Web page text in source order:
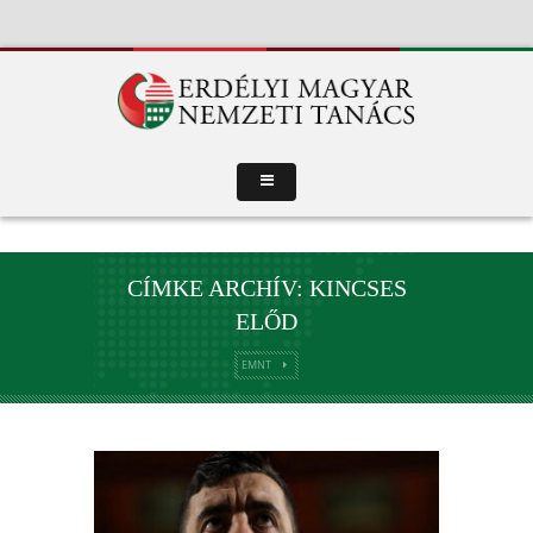
CÍMKE ARCHÍV: KINCSES
ELŐD
EMNT